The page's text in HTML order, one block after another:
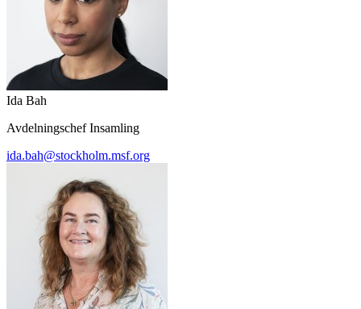
Ida Bah
Avdelningschef Insamling
ida.bah@stockholm.msf.org